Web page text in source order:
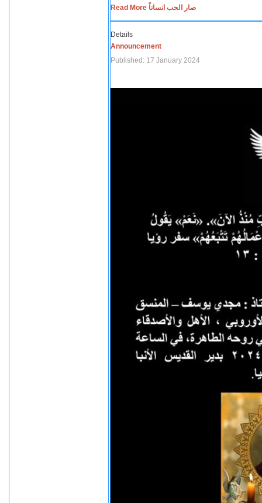
Read More صار الحب انساناً
Details
Announcement
Published: 17 January 2024